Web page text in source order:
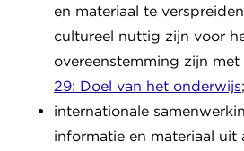
en materiaal te
cultureel nuttig zijn voor
overeenstemming zijn
29: Doel van het onderwijs;
internationale
informatie en materiaal uit